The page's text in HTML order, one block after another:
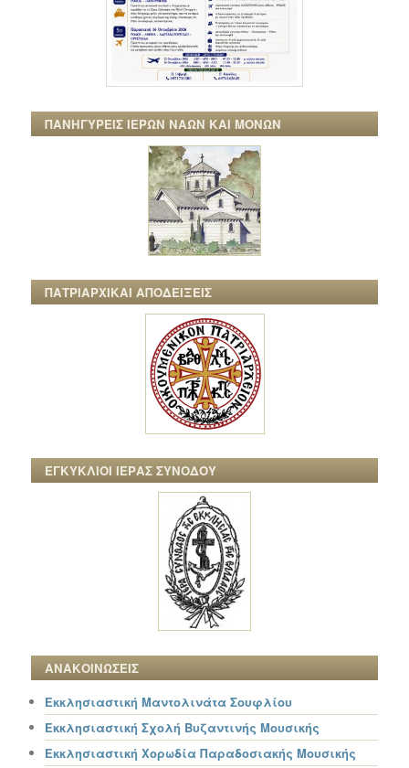
ΠΑΝΗΓΥΡΕΙΣ ΙΕΡΩΝ ΝΑΩΝ ΚΑΙ ΜΟΝΩΝ
ΠΑΤΡΙΑΡΧΙΚΑΙ ΑΠΟΔΕΙΞΕΙΣ
ΕΓΚΥΚΛΙΟΙ ΙΕΡΑΣ ΣΥΝΟΔΟΥ
ΑΝΑΚΟΙΝΩΣΕΙΣ
Εκκλησιαστική Μαντολινάτα Σουφλίου
Εκκλησιαστική Σχολή Βυζαντινής Μουσικής
Εκκλησιαστική Χορωδία Παραδοσιακής Μουσικής